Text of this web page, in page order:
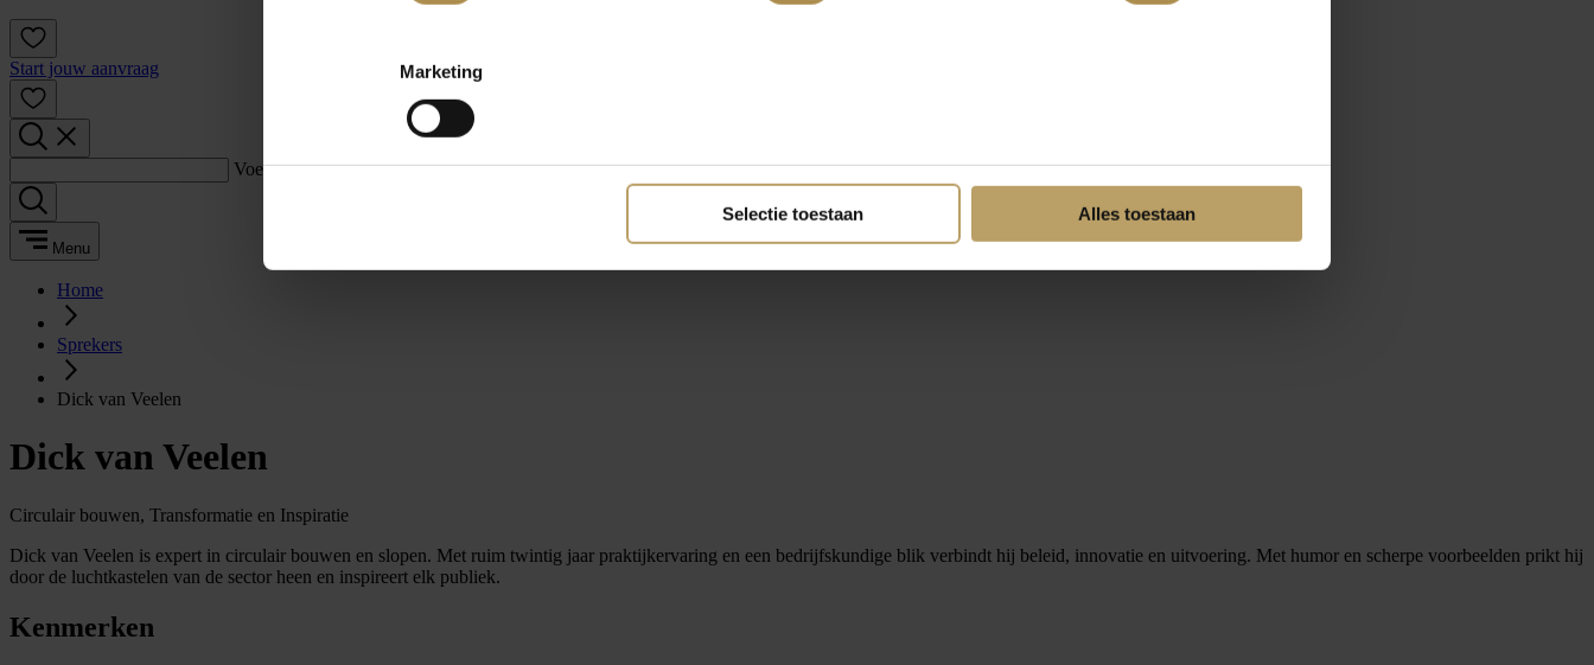
Marketing
Selectie toestaan Alles toestaan
Start jouw aanvraag
Voer een zoekterm in:
Menu
Home
Sprekers
Dick van Veelen
Dick van Veelen
Circulair bouwen, Transformatie en Inspiratie
Dick van Veelen is expert in circulair bouwen en slopen. Met ruim twintig jaar praktijkervaring en een bedrijfskundige blik verbindt hij beleid, innovatie en uitvoering. Met humor en scherpe voorbeelden prikt hij
door de luchtkastelen van de sector heen en inspireert elk publiek.
Kenmerken